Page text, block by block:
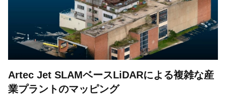
Artec Jet SLAMベースLiDARによる複雑な産
業プラントのマッピング